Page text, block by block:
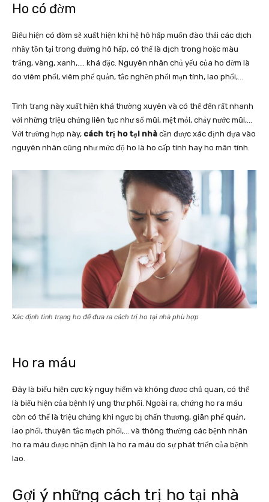
Ho có đờm
Biểu hiện có đờm sẽ xuất hiện khi hệ hô hấp muốn đào thải các dịch
nhầy tồn tại trong đường hô hấp, có thể là dịch trong hoặc màu
trắng, vàng, xanh,…. khá đặc. Nguyên nhân chủ yếu của ho đờm là
do viêm phổi, viêm phế quản, tắc nghẽn phổi mạn tính, lao phổi,…
Tình trạng này xuất hiện khá thường xuyên và có thể đến rất nhanh
với những triệu chứng liên tục như sổ mũi, mệt mỏi, chảy nước mũi,…
Với trường hợp này, cách trị ho tại nhà cần được xác định dựa vào
nguyên nhân cũng như mức độ ho là ho cấp tính hay ho mãn tính.
Xác định tình trạng ho để đưa ra cách trị ho tại nhà phù hợp
Ho ra máu
Đây là biểu hiện cực kỳ nguy hiểm và không được chủ quan, có thể
là biểu hiện của bệnh lý ung thư phổi. Ngoài ra, chứng ho ra máu
còn có thể là triệu chứng khi ngực bị chấn thương, giãn phế quản,
lao phổi, thuyên tắc mạch phổi,… và thông thường các bệnh nhân
ho ra máu được nhận định là ho ra máu do sự phát triển của bệnh
lao.
Gợi ý những cách trị ho tại nhà